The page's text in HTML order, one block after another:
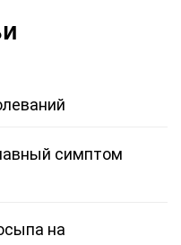
симптом
на